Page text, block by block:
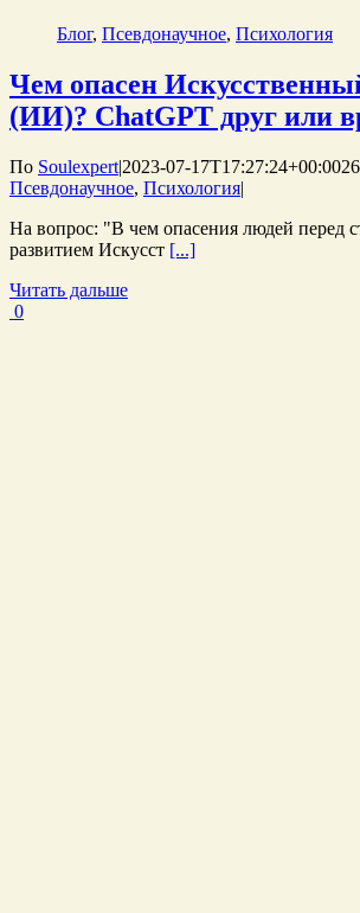
Блог, Псевдонаучное, Психология
Чем опасен
(ИИ)? ChatGPT друг или
По Soulexpert|2023-07-17T17:27:24+00:00
Псевдонаучное, Психология|
На вопрос: "В чем опасения людей перед
развитием Искусст [...]
Читать дальше
0